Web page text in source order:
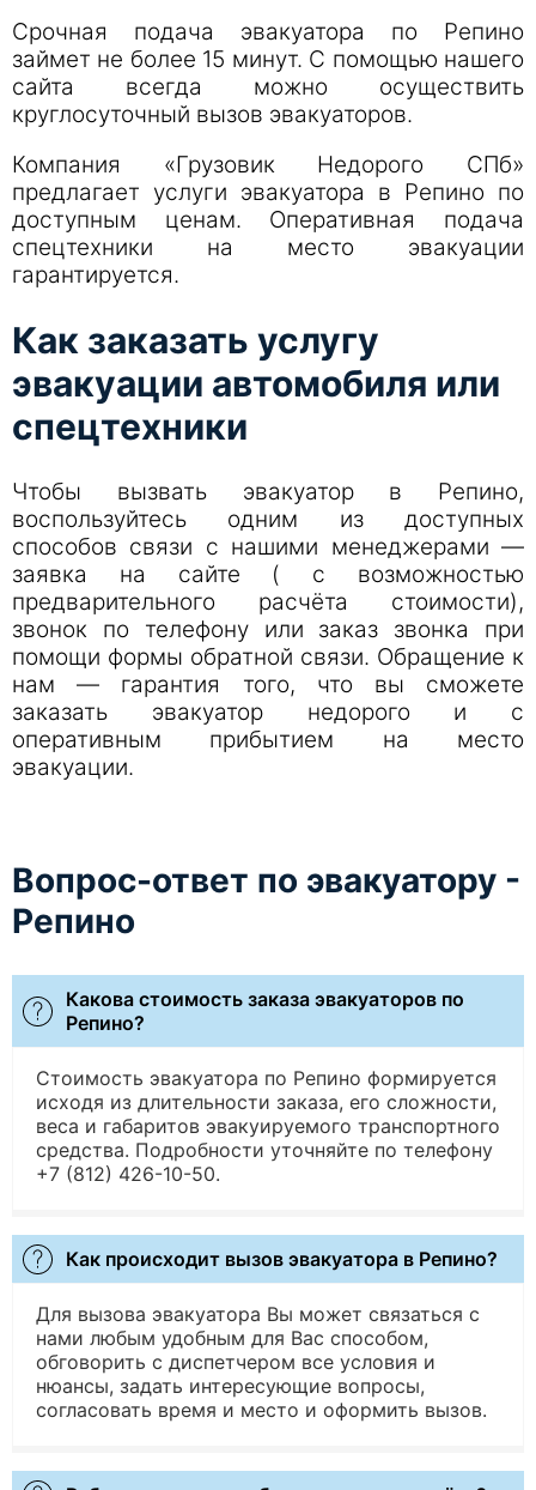
Срочная подача эвакуатора по Репино
займет не более 15 минут. С помощью нашего
сайта всегда можно осуществить
круглосуточный вызов эвакуаторов.
Компания «Грузовик Недорого СПб»
предлагает услуги эвакуатора в Репино по
доступным ценам. Оперативная подача
спецтехники на место эвакуации
гарантируется.
Как заказать услугу
эвакуации автомобиля или
спецтехники
Чтобы вызвать эвакуатор в Репино,
воспользуйтесь одним из доступных
способов связи с нашими менеджерами —
заявка на сайте ( с возможностью
предварительного расчёта стоимости),
звонок по телефону или заказ звонка при
помощи формы обратной связи. Обращение к
нам — гарантия того, что вы сможете
заказать эвакуатор недорого и с
оперативным прибытием на место
эвакуации.
Вопрос-ответ по эвакуатору -
Репино
Какова стоимость заказа эвакуаторов по
Репино?
Стоимость эвакуатора по Репино формируется
исходя из длительности заказа, его сложности,
веса и габаритов эвакуируемого транспортного
средства. Подробности уточняйте по телефону
+7 (812) 426-10-50.
Как происходит вызов эвакуатора в Репино?
Для вызова эвакуатора Вы может связаться с
нами любым удобным для Вас способом,
обговорить с диспетчером все условия и
нюансы, задать интересующие вопросы,
согласовать время и место и оформить вызов.